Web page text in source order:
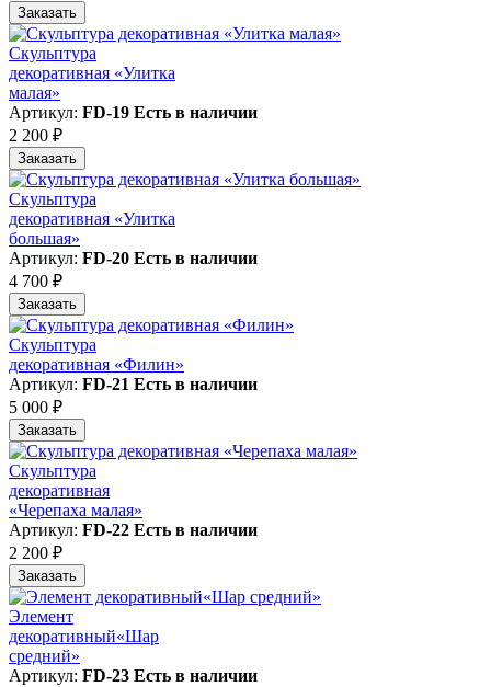
Заказать
Скульптура
декоративная «Улитка
малая»
Артикул: FD-19 Есть в наличии
2 200 ₽
Заказать
Скульптура
декоративная «Улитка
большая»
Артикул: FD-20 Есть в наличии
4 700 ₽
Заказать
Скульптура
декоративная «Филин»
Артикул: FD-21 Есть в наличии
5 000 ₽
Заказать
Скульптура
декоративная
«Черепаха малая»
Артикул: FD-22 Есть в наличии
2 200 ₽
Заказать
Элемент
декоративный«Шар
средний»
Артикул: FD-23 Есть в наличии